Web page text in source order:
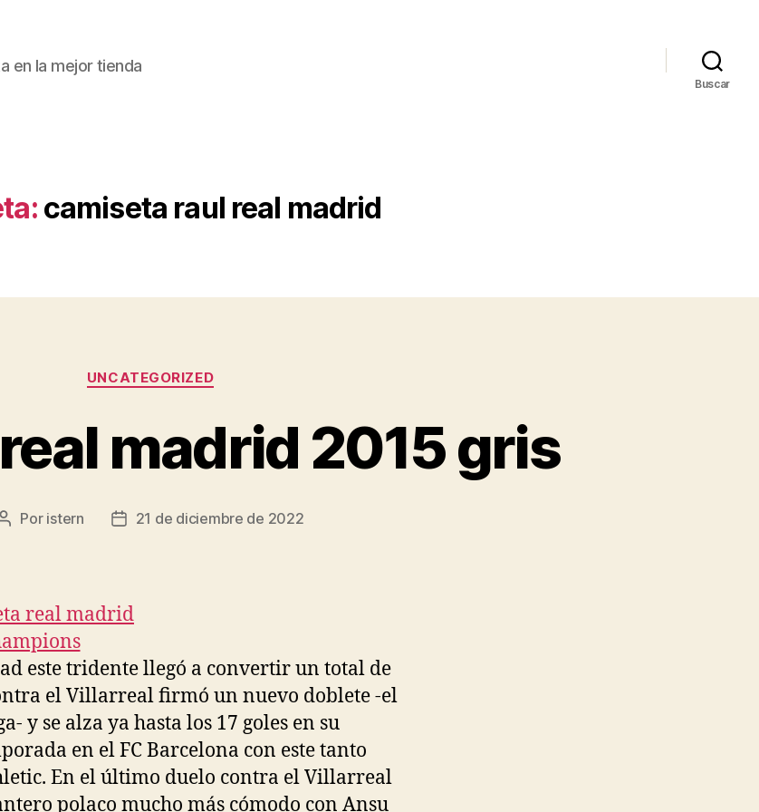
en la mejor tienda
Buscar
camiseta raul real madrid
Categorías
UNCATEGORIZED
madrid 2015 gris
Autor
Por istern
Fecha21 de diciembre de 2022
este tridente llegó a convertir un total de
el Villarreal firmó un nuevo doblete -el
y se alza ya hasta los 17 goles en su
en el FC Barcelona con este tanto
En el último duelo contra el Villarreal
polaco mucho más cómodo con Ansu